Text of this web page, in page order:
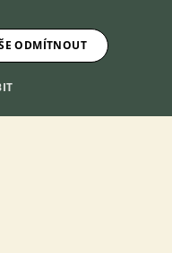
WEBU
ODMÍTNOUT